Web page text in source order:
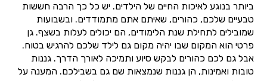
ביותר בנוגע לאיכות החיים של הילדים. יש כל כך הרבה חששות
טבעיים שלכם, כהורים, שאיתם אתם מתמודדים. ובשבועות
שמובילים לתחילת שנת הלימודים, הם יכולים לעלות בשצף. גן
פרטי הוא המקום שבו יהיה מקום גם לילד שלכם להרגיש בטוח.
אבל גם לכם כהורים לבקש סיוע ותמיכה לאורך הדרך. גננות
טובות ואמינות, הן גננות שנמצאות שם גם בשבילכם. המענה על